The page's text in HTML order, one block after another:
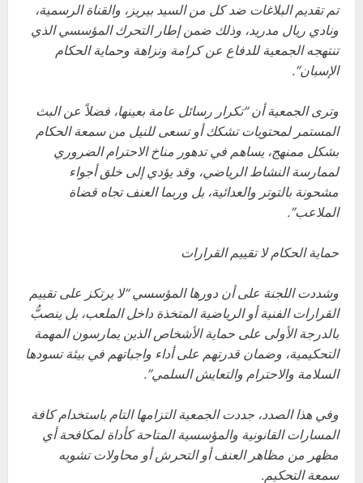
تم تقديم البلاغات ضد كل من السيد بيريز، والقناة الرسمية،
ونادي ريال مدريد، وذلك ضمن إطار التحرك المؤسسي الذي
تنتهجه الجمعية للدفاع عن كرامة ونزاهة وحماية الحكام
الإسبان”.
وترى الجمعية أن “تكرار رسائل عامة بعينها، فضلاً عن البث
المستمر لمحتويات تشكك أو تسعى للنيل من سمعة الحكام
بشكل ممنهج، يساهم في تدهور مناخ الاحترام الضروري
لممارسة النشاط الرياضي، وقد يؤدي إلى خلق أجواء
مشحونة بالتوتر والعدائية، بل وربما العنف تجاه قضاة
الملاعب”.
حماية الحكام لا تقييم القرارات
وشددت اللجنة على أن دورها المؤسسي “لا يرتكز على تقييم
القرارات الفنية أو الرياضية المتخذة داخل الملعب، بل ينصبُّ
بالدرجة الأولى على حماية الأشخاص الذين يمارسون المهمة
التحكيمية، وضمان قدرتهم على أداء واجباتهم في بيئة تسودها
السلامة والاحترام والتعايش السلمي”.
وفي هذا الصدد، جددت الجمعية التزامها التام باستخدام كافة
المسارات القانونية والمؤسسية المتاحة كأداة لمكافحة أي
مظهر من مظاهر العنف أو التحرش أو محاولات تشويه
سمعة التحكيم.